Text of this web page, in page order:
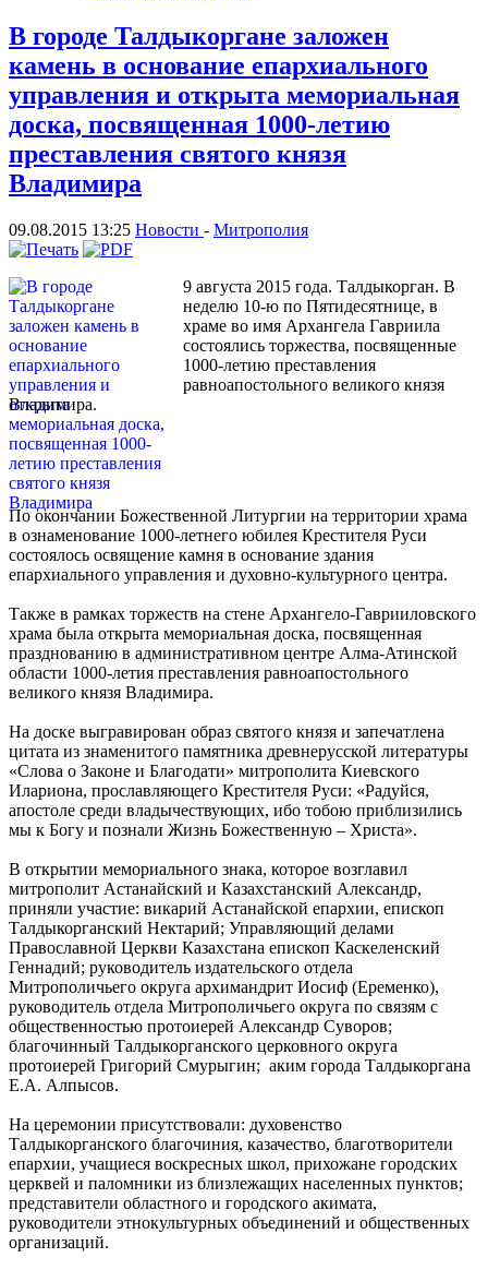
В городе Талдыкоргане заложен
камень в основание епархиального
управления и открыта мемориальная
доска, посвященная 1000-летию
преставления святого князя
Владимира
09.08.2015 13:25 Новости - Митрополия
9 августа 2015 года. Талдыкорган. В
неделю 10-ю по Пятидесятнице, в
храме во имя Архангела Гавриила
состоялись торжества, посвященные
1000-летию преставления
равноапостольного великого князя
Владимира.
По окончании Божественной Литургии на территории храма
в ознаменование 1000-летнего юбилея Крестителя Руси
состоялось освящение камня в основание здания
епархиального управления и духовно-культурного центра.
Также в рамках торжеств на стене Архангело-Гаврииловского
храма была открыта мемориальная доска, посвященная
празднованию в административном центре Алма-Атинской
области 1000-летия преставления равноапостольного
великого князя Владимира.
На доске выгравирован образ святого князя и запечатлена
цитата из знаменитого памятника древнерусской литературы
«Слова о Законе и Благодати» митрополита Киевского
Илариона, прославляющего Крестителя Руси: «Радуйся,
апостоле среди владычествующих, ибо тобою приблизились
мы к Богу и познали Жизнь Божественную – Христа».
В открытии мемориального знака, которое возглавил
митрополит Астанайский и Казахстанский Александр,
приняли участие: викарий Астанайской епархии, епископ
Талдыкорганский Нектарий; Управляющий делами
Православной Церкви Казахстана епископ Каскеленский
Геннадий; руководитель издательского отдела
Митрополичьего округа архимандрит Иосиф (Еременко),
руководитель отдела Митрополичьего округа по связям с
общественностью протоиерей Александр Суворов;
благочинный Талдыкорганского церковного округа
протоиерей Григорий Смурыгин; аким города Талдыкоргана
Е.А. Алпысов.
На церемонии присутствовали: духовенство
Талдыкорганского благочиния, казачество, благотворители
епархии, учащиеся воскресных школ, прихожане городских
церквей и паломники из близлежащих населенных пунктов;
представители областного и городского акимата,
руководители этнокультурных объединений и общественных
организаций.